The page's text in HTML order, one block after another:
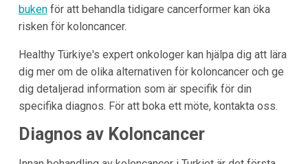
bukenför att behandla tidigare cancerformer kan öka
risken för koloncancer.
Healthy Türkiye's expert onkologer kan hjälpa dig att lära
dig mer om de olika alternativen för koloncancer och ge
dig detaljerad information som är specifik för din
specifika diagnos. För att boka ett möte, kontakta oss.
Diagnos av Koloncancer